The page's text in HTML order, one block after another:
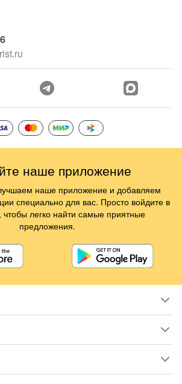
наше приложение
наше приложение и добавляем
специально для вас. Просто войдите в
чтобы легко найти самые приятные
предложения.